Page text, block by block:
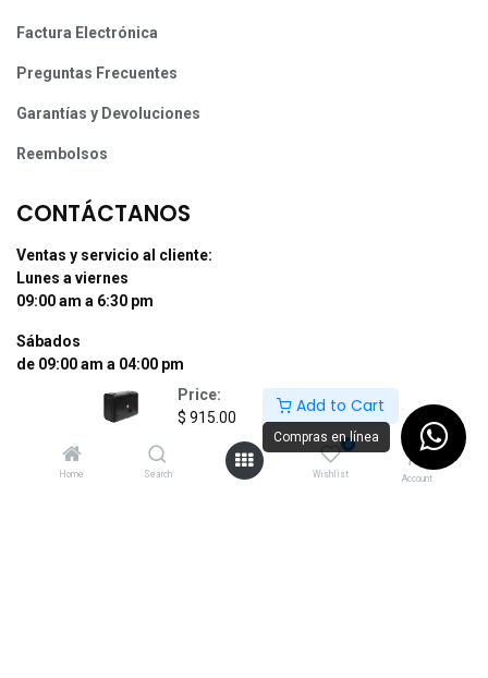
Price:
$ 915.00
Add to Cart
Home Search
0
Wishlist Account
Factura Electrónica
Preguntas Frecuentes
Garantías y Devoluciones
Reembolsos
CONTÁCTANOS
Ventas y servicio al cliente:
Lunes a viernes
09:00 am a 6:30 pm
Sábados
de 09:00 am a 04:00 pm
Tel: (55) 50255181 Ext. 800 y 812
Whatsapp +52 56 10704437
contacto@supermexdigital.com
Compras en línea